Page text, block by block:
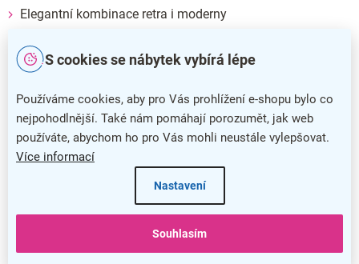
S cookies se nábytek vybírá lépe
Používáme cookies, aby pro Vás prohlížení e-shopu bylo co
nejpohodlnější. Také nám pomáhají porozumět, jak web
používáte, abychom ho pro Vás mohli neustále vylepšovat.
Více informací
Nastavení
Souhlasím
Elegantní kombinace retra i moderny
Díky svému zpracování se stane středem pozornosti
Doplňkové parametry
Kategorie: Informační stojánky
černá
5 let
0,29 cm